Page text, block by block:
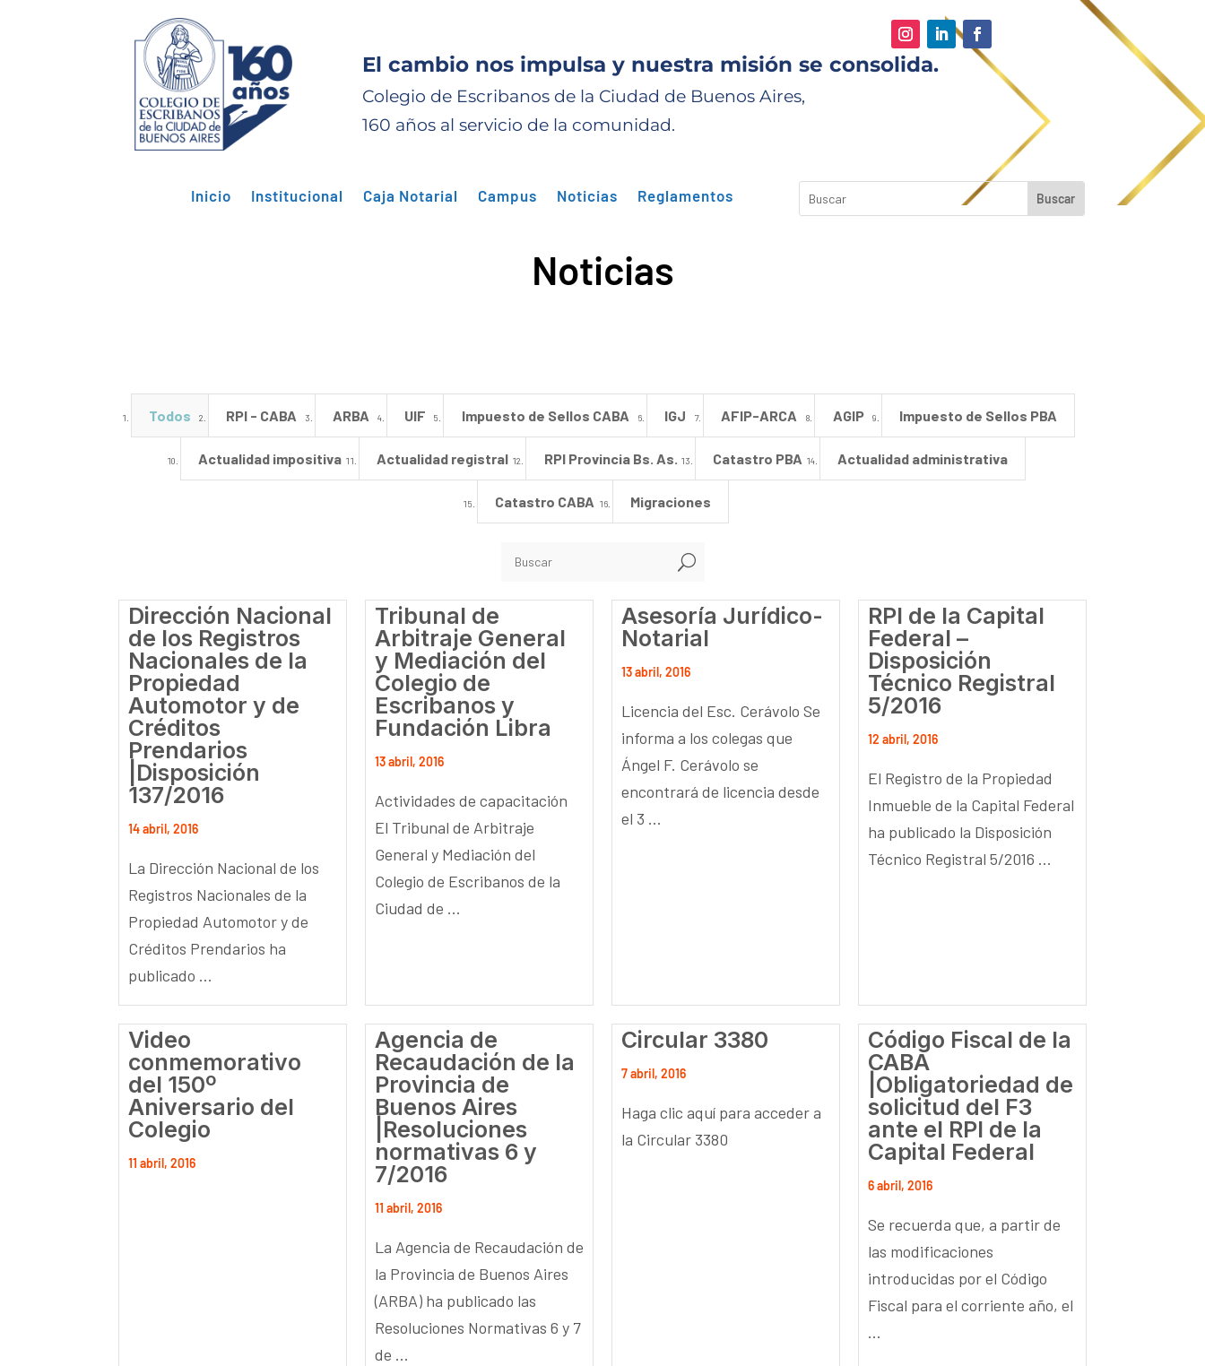
El cambio nos impulsa y nuestra misión se consolida.
Colegio de Escribanos de la Ciudad de Buenos Aires,
160 años al servicio de la comunidad.
Inicio Institucional Caja Notarial Campus Noticias Reglamentos
Noticias
Todos RPI - CABA ARBA UIF Impuesto de Sellos CABA IGJ AFIP-ARCA AGIP Impuesto de Sellos PBA
Actualidad impositiva Actualidad registral RPI Provincia Bs. As. Catastro PBA Actualidad administrativa
Catastro CABA Migraciones
U
Dirección Nacional
de los Registros
Nacionales de la
Propiedad
Automotor y de
Créditos
Prendarios
|Disposición
137/2016
14 abril, 2016
La Dirección Nacional de los
Registros Nacionales de la
Propiedad Automotor y de
Créditos Prendarios ha
publicado ...
Tribunal de
Arbitraje General
y Mediación del
Colegio de
Escribanos y
Fundación Libra
13 abril, 2016
Actividades de capacitación
El Tribunal de Arbitraje
General y Mediación del
Colegio de Escribanos de la
Ciudad de ...
Asesoría Jurídico-
Notarial
13 abril, 2016
Licencia del Esc. Cerávolo Se
informa a los colegas que
Ángel F. Cerávolo se
encontrará de licencia desde
el 3 ...
RPI de la Capital
Federal –
Disposición
Técnico Registral
5/2016
12 abril, 2016
El Registro de la Propiedad
Inmueble de la Capital Federal
ha publicado la Disposición
Técnico Registral 5/2016 ...
Video
conmemorativo
del 150º
Aniversario del
Colegio
11 abril, 2016
Agencia de
Recaudación de la
Provincia de
Buenos Aires
|Resoluciones
normativas 6 y
7/2016
11 abril, 2016
La Agencia de Recaudación de
la Provincia de Buenos Aires
(ARBA) ha publicado las
Resoluciones Normativas 6 y 7
de ...
Circular 3380
7 abril, 2016
Haga clic aquí para acceder a
la Circular 3380
Código Fiscal de la
CABA
|Obligatoriedad de
solicitud del F3
ante el RPI de la
Capital Federal
6 abril, 2016
Se recuerda que, a partir de
las modificaciones
introducidas por el Código
Fiscal para el corriente año, el
...